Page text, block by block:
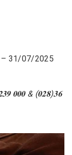
– 31/07/2025
𝟎𝟎𝟎 & (𝟎𝟐𝟖)𝟑𝟔